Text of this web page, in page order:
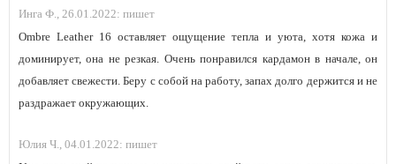
Инга Ф., 26.01.2022: пишет
Ombre Leather 16 оставляет ощущение тепла и уюта, хотя кожа и
доминирует, она не резкая. Очень понравился кардамон в начале, он
добавляет свежести. Беру с собой на работу, запах долго держится и не
раздражает окружающих.
Юлия Ч., 04.01.2022: пишет